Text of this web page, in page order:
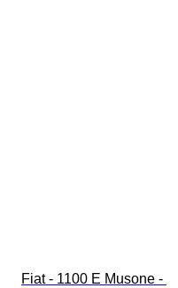
Fiat - 1100 E Musone -